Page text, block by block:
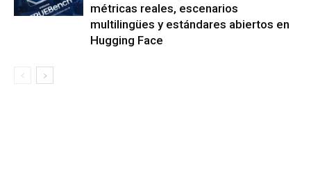
métricas reales, escenarios
multilingües y estándares abiertos en
Hugging Face